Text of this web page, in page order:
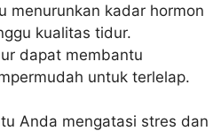
menurunkan kadar hormon
kualitas tidur.
dapat membantu
untuk terlelap.
Anda mengatasi stres dan